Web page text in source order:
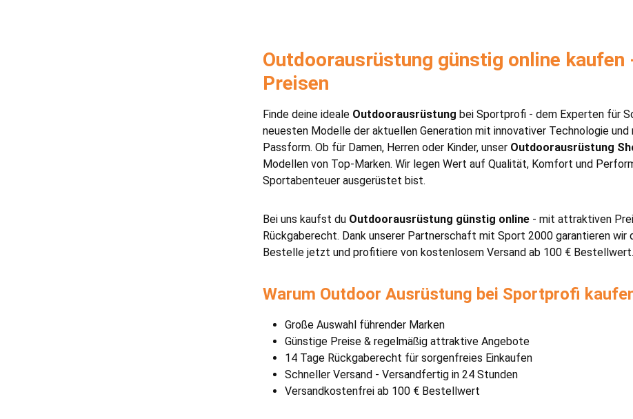
Outdoorausrüstung günstig online
Preisen
Finde deine ideale Outdoorausrüstung bei Sportprofi - dem Experten für
neuesten Modelle der aktuellen Generation mit innovativer Technologie
Passform. Ob für Damen, Herren oder Kinder, unser Outdoorausrüstung
Modellen von Top-Marken. Wir legen Wert auf Qualität, Komfort und
Sportabenteuer ausgerüstet bist.
Bei uns kaufst du Outdoorausrüstung günstig online - mit attraktiven
Rückgaberecht. Dank unserer Partnerschaft mit Sport 2000 garantieren
Bestelle jetzt und profitiere von kostenlosem Versand ab 100 € Bestellwert.
Warum Outdoor Ausrüstung bei Sportprofi
Große Auswahl führender Marken
Günstige Preise & regelmäßig attraktive Angebote
14 Tage Rückgaberecht für sorgenfreies Einkaufen
Schneller Versand - Versandfertig in 24 Stunden
Versandkostenfrei ab 100 € Bestellwert